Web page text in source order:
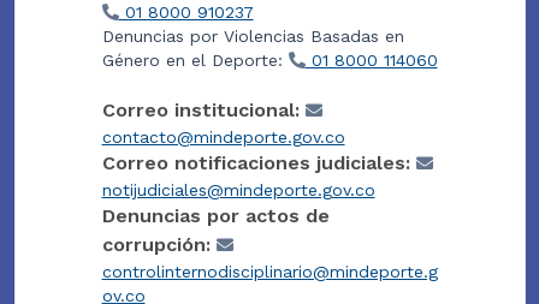
01 8000 910237
Denuncias por Violencias Basadas en
Género en el Deporte:
01 8000 114060
Correo institucional:
contacto@mindeporte.gov.co
Correo notificaciones judiciales:
notijudiciales@mindeporte.gov.co
Denuncias por actos de
corrupción:
controlinternodisciplinario@mindeporte.g
ov.co